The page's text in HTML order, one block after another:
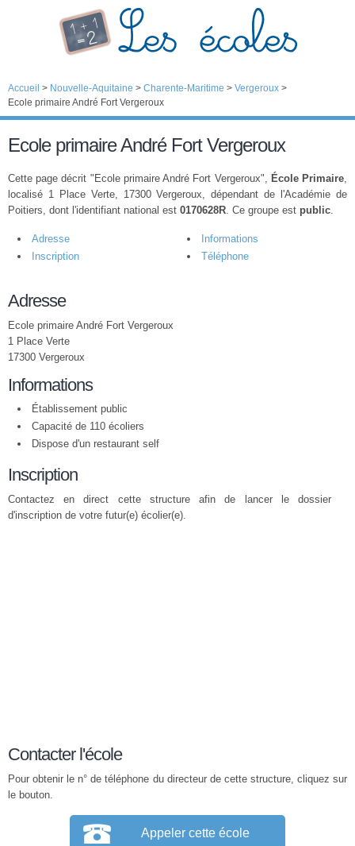
Accueil > Nouvelle-Aquitaine > Charente-Maritime > Vergeroux >
Ecole primaire André Fort Vergeroux
Ecole primaire André Fort Vergeroux
Cette page décrit "Ecole primaire André Fort Vergeroux", École Primaire,
localisé 1 Place Verte, 17300 Vergeroux, dépendant de l'Académie de
Poitiers, dont l'identifiant national est 0170628R. Ce groupe est public.
Adresse
Informations
Inscription
Téléphone
Adresse
Ecole primaire André Fort Vergeroux
1 Place Verte
17300 Vergeroux
Informations
Établissement public
Capacité de 110 écoliers
Dispose d'un restaurant self
Inscription
Contactez en direct cette structure afin de lancer le dossier
d'inscription de votre futur(e) écolier(e).
Contacter l'école
Pour obtenir le n° de téléphone du directeur de cette structure, cliquez sur
le bouton.
Appeler cette école